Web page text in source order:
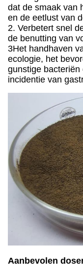
dat de smaak van
en de eetlust van
2. Verbetert snel
de benutting van
3Het handhaven
ecologie, het
gunstige
incidentie van
Aanbevolen